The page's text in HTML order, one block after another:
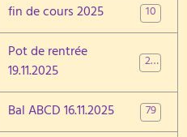
fin de cours 2025 10
Pot de rentrée
19.11.2025
26
Bal ABCD 16.11.2025 79